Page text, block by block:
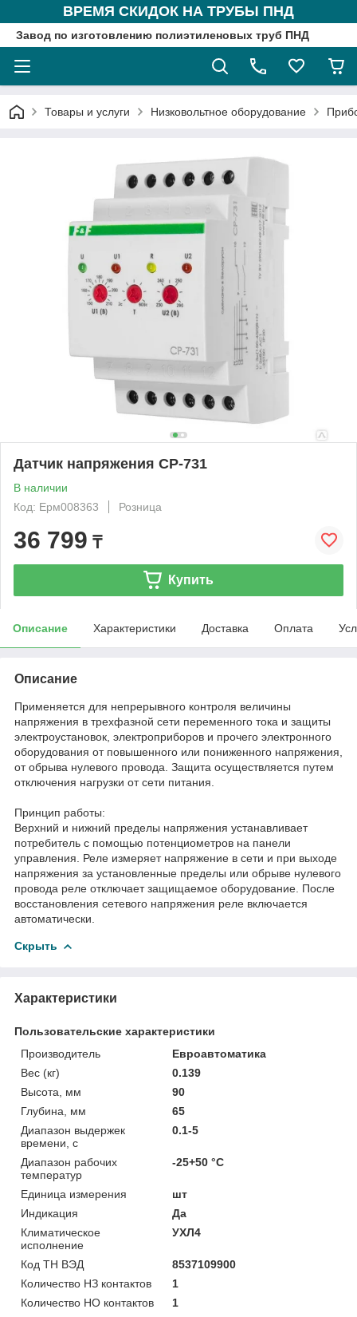
ВРЕМЯ СКИДОК НА ТРУБЫ ПНД
Завод по изготовлению полиэтиленовых труб ПНД
Товары и услуги Низковольтное оборудование
Датчик напряжения CP-731
В наличии
Код: Ерм008363
Розница
36 799 ₸
Купить
Описание Характеристики Доставка Оплата
Описание
Применяется для непрерывного контроля величины
напряжения в трехфазной сети переменного тока и защиты
электроустановок, электроприборов и прочего электронного
оборудования от повышенного или пониженного напряжения,
от обрыва нулевого провода. Защита осуществляется путем
отключения нагрузки от сети питания.
Принцип работы:
Верхний и нижний пределы напряжения устанавливает
потребитель с помощью потенциометров на панели
управления. Реле измеряет напряжение в сети и при выходе
напряжения за установленные пределы или обрыве нулевого
провода реле отключает защищаемое оборудование. После
восстановления сетевого напряжения реле включается
автоматически.
Скрыть
Характеристики
Пользовательские характеристики
Производитель
Евроавтоматика
Вес (кг)
0.139
Высота, мм
90
Глубина, мм
65
Диапазон выдержек
времени, с
0.1-5
Диапазон рабочих
температур
-25+50 °C
Единица измерения
шт
Индикация
Да
Климатическое
исполнение
УХЛ4
Код ТН ВЭД
8537109900
Количество НЗ контактов
1
Количество НО контактов
1